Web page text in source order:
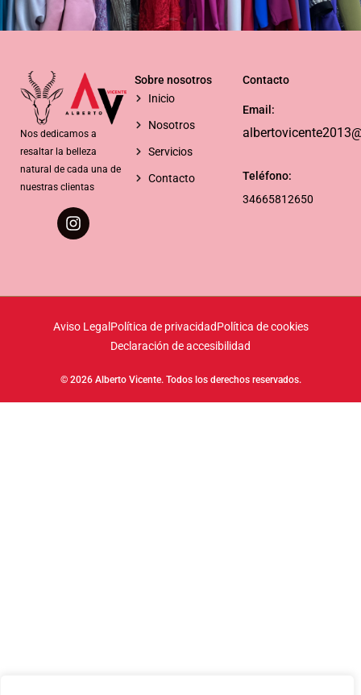
Nos dedicamos a
resaltar la belleza
natural de cada una de
nuestras clientas
Sobre nosotros
Inicio
Nosotros
Servicios
Contacto
Contacto
Email:
Teléfono:
34665812650
© 2026 Alberto Vicente. Todos los derechos reservados.
Aviso Legal Política de privacidadPolítica de cookies
Declaración de accesibilidad